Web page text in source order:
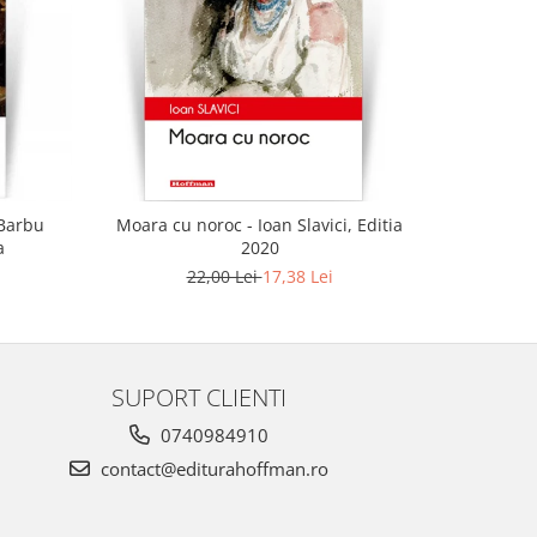
Moara cu noroc - Ioan Slavici, Editia
2020
22,00 Lei17,38 Lei
SUPORT CLIENTI
0740984910
contact@editurahoffman.ro